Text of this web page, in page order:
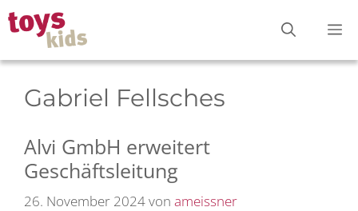
Zum
Inhalt
springen
Gabriel Fellsches
Alvi GmbH erweitert
Geschäftsleitung
26. November 2024von ameissner